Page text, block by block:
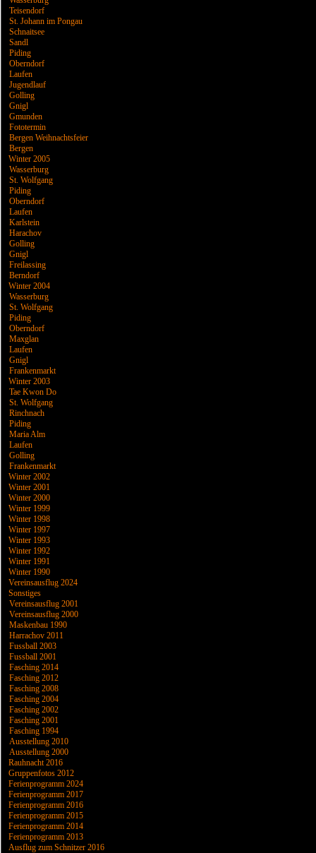
Teisendorf
St. Johann im Pongau
Schnaitsee
Sandl
Piding
Oberndorf
Laufen
Jugendlauf
Golling
Gnigl
Gmunden
Fototermin
Bergen Weihnachtsfeier
Bergen
Winter 2005
Wasserburg
St. Wolfgang
Piding
Oberndorf
Laufen
Karlstein
Harachov
Golling
Gnigl
Freilassing
Berndorf
Winter 2004
Wasserburg
St. Wolfgang
Piding
Oberndorf
Maxglan
Laufen
Gnigl
Frankenmarkt
Winter 2003
Tae Kwon Do
St. Wolfgang
Rinchnach
Piding
Maria Alm
Laufen
Golling
Frankenmarkt
Winter 2002
Winter 2001
Winter 2000
Winter 1999
Winter 1998
Winter 1997
Winter 1993
Winter 1992
Winter 1991
Winter 1990
Vereinsausflug 2024
Sonstiges
Vereinsausflug 2001
Vereinsausflug 2000
Maskenbau 1990
Harrachov 2011
Fussball 2003
Fussball 2001
Fasching 2014
Fasching 2012
Fasching 2008
Fasching 2004
Fasching 2002
Fasching 2001
Fasching 1994
Ausstellung 2010
Ausstellung 2000
Rauhnacht 2016
Gruppenfotos 2012
Ferienprogramm 2024
Ferienprogramm 2017
Ferienprogramm 2016
Ferienprogramm 2015
Ferienprogramm 2014
Ferienprogramm 2013
Ausflug zum Schnitzer 2016